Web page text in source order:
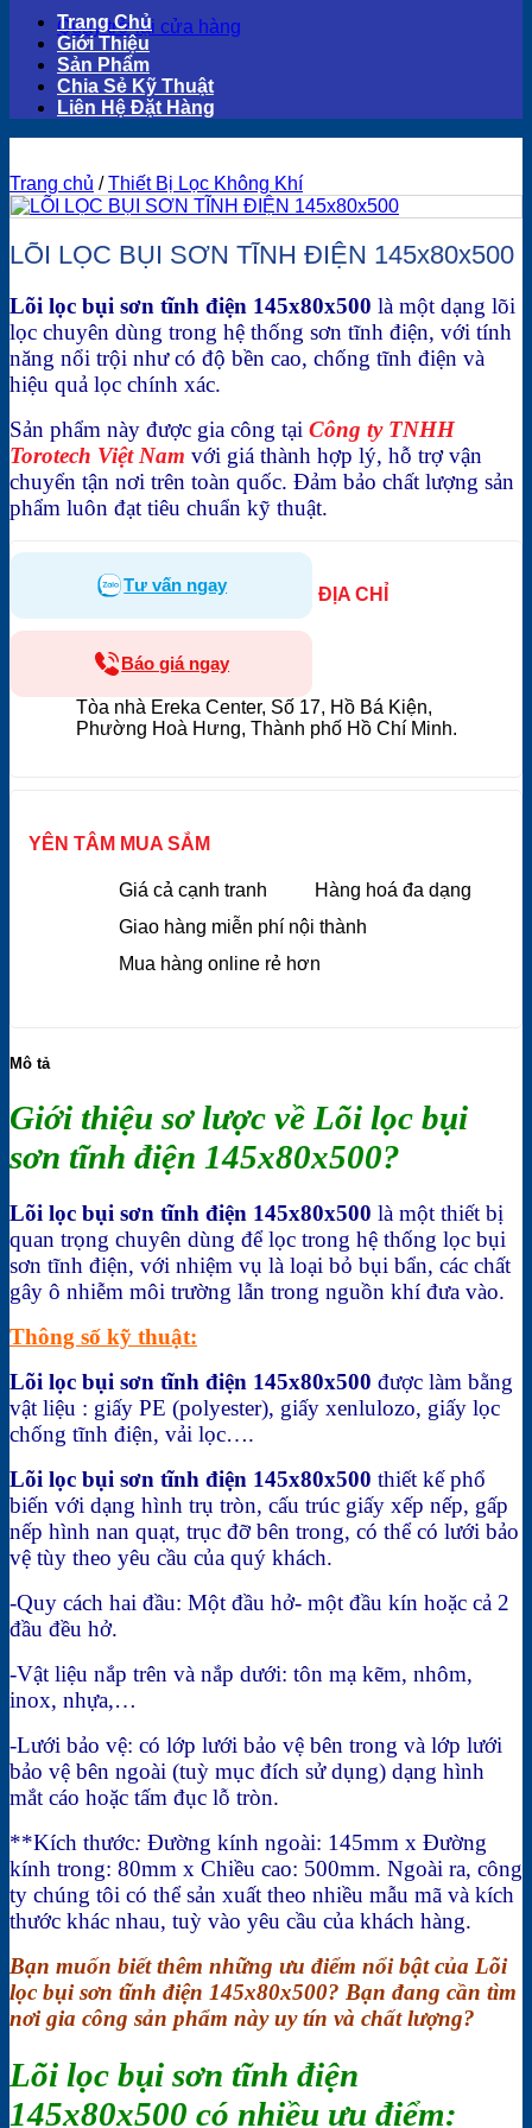
Quay trở lại cửa hàng
Trang Chủ
Giới Thiệu
Sản Phẩm
Chia Sẻ Kỹ Thuật
Liên Hệ Đặt Hàng
Trang chủ / Thiết Bị Lọc Không Khí
LÕI LỌC BỤI SƠN TĨNH ĐIỆN 145x80x500
Lõi lọc bụi sơn tĩnh điện 145x80x500 là một dạng lõi
lọc chuyên dùng trong hệ thống sơn tĩnh điện, với tính
năng nổi trội như có độ bền cao, chống tĩnh điện và
hiệu quả lọc chính xác.
Sản phẩm này được gia công tại Công ty TNHH
Torotech Việt Nam với giá thành hợp lý, hỗ trợ vận
chuyển tận nơi trên toàn quốc. Đảm bảo chất lượng sản
phẩm luôn đạt tiêu chuẩn kỹ thuật.
Tư vấn ngay
Báo giá ngay
ĐỊA CHỈ
Tòa nhà Ereka Center, Số 17, Hồ Bá Kiện,
Phường Hoà Hưng, Thành phố Hồ Chí Minh.
YÊN TÂM MUA SẮM
Giá cả cạnh tranh
Hàng hoá đa dạng
Giao hàng miễn phí nội thành
Mua hàng online rẻ hơn
Mô tả
Giới thiệu sơ lược về Lõi lọc bụi
sơn tĩnh điện 145x80x500?
Lõi lọc bụi sơn tĩnh điện 145x80x500 là một thiết bị
quan trọng chuyên dùng để lọc trong hệ thống lọc bụi
sơn tĩnh điện, với nhiệm vụ là loại bỏ bụi bẩn, các chất
gây ô nhiễm môi trường lẫn trong nguồn khí đưa vào.
Thông số kỹ thuật:
Lõi lọc bụi sơn tĩnh điện 145x80x500 được làm bằng
vật liệu : giấy PE (polyester), giấy xenlulozo, giấy lọc
chống tĩnh điện, vải lọc….
Lõi lọc bụi sơn tĩnh điện 145x80x500 thiết kế phổ
biến với dạng hình trụ tròn, cấu trúc giấy xếp nếp, gấp
nếp hình nan quạt, trục đỡ bên trong, có thể có lưới bảo
vệ tùy theo yêu cầu của quý khách.
-Quy cách hai đầu: Một đầu hở- một đầu kín hoặc cả 2
đầu đều hở.
-Vật liệu nắp trên và nắp dưới: tôn mạ kẽm, nhôm,
inox, nhựa,…
-Lưới bảo vệ: có lớp lưới bảo vệ bên trong và lớp lưới
bảo vệ bên ngoài (tuỳ mục đích sử dụng) dạng hình
mắt cáo hoặc tấm đục lỗ tròn.
**Kích thước: Đường kính ngoài: 145mm x Đường
kính trong: 80mm x Chiều cao: 500mm. Ngoài ra, công
ty chúng tôi có thể sản xuất theo nhiều mẫu mã và kích
thước khác nhau, tuỳ vào yêu cầu của khách hàng.
Bạn muốn biết thêm những ưu điểm nổi bật của Lõi
lọc bụi sơn tĩnh điện 145x80x500? Bạn đang cần tìm
nơi gia công sản phẩm này uy tín và chất lượng?
Lõi lọc bụi sơn tĩnh điện
145x80x500 có nhiều ưu điểm: